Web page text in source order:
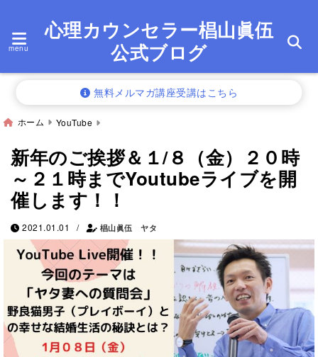
menu
心理カウンセラー椙山眞伍
公式ブログ
無料メルマガ講座受講はこちら
ホーム YouTube
新年のご挨拶＆１/８（金）２０時
～２１時までYoutubeライブを開
催します！！
2021.01.01 / 椙山眞伍 ヤタ